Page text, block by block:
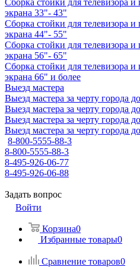
Сборка стойки для телевизора
экрана 33"- 43"
Сборка стойки для телевизора
экрана 44"- 55"
Сборка стойки для телевизора
экрана 56"- 65"
Сборка стойки для телевизора
экрана 66" и более
Выезд мастера
Выезд мастера за черту города
Выезд мастера за черту города
Выезд мастера за черту города
Выезд мастера за черту города
8-800-5555-88-3
8-800-5555-88-3
8-495-926-06-77
8-495-926-06-88
Задать вопрос
Войти
Корзина0
Избранные товары0
Сравнение товаров0